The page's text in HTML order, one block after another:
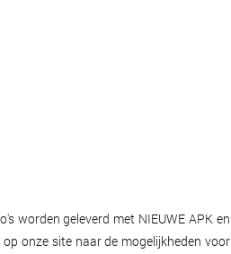
worden geleverd met NIEUWE APK en
onze site naar de mogelijkheden voor